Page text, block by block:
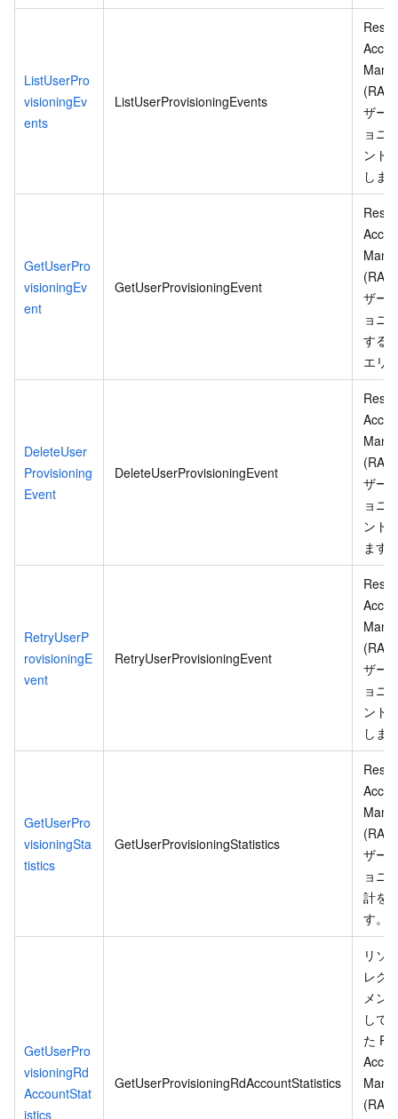
ListUserPro
visioningEv
ents
ListUserProvisioningEvents
ザー
ョニ
ント
しま
GetUserPro
visioningEv
ent
GetUserProvisioningEvent
ザー
ョニ
する
エリ
DeleteUser
Provisioning
Event
DeleteUserProvisioningEvent
ザー
ョニ
ント
ます
RetryUserP
rovisioningE
vent
RetryUserProvisioningEvent
ザー
ョニ
ント
しま
GetUserPro
visioningSta
tistics
GetUserProvisioningStatistics
ザー
ョニ
計を
す。
GetUserPro
visioningRd
AccountStat
istics
GetUserProvisioningRdAccountStatistics
リソ
レク
メン
して
た